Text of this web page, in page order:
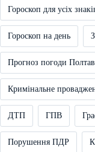
Гороскоп для усіх
Гороскоп на день
Прогноз погоди
Кримінальне
ДТП ГПВ
Порушення ПДР